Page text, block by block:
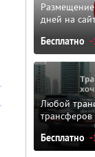
дней на
Бесплатно -
Любой
Бесплатно -